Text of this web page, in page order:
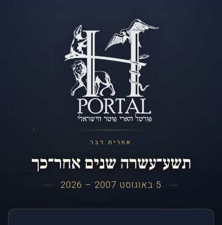
אחרית דבר
תשע־עשרה שנים אחר־כך
5 באוגוסט 2007 – 2026